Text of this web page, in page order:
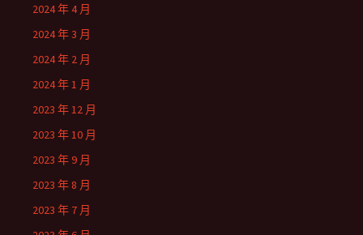
2024 年 4 月
2024 年 3 月
2024 年 2 月
2024 年 1 月
2023 年 12 月
2023 年 10 月
2023 年 9 月
2023 年 8 月
2023 年 7 月